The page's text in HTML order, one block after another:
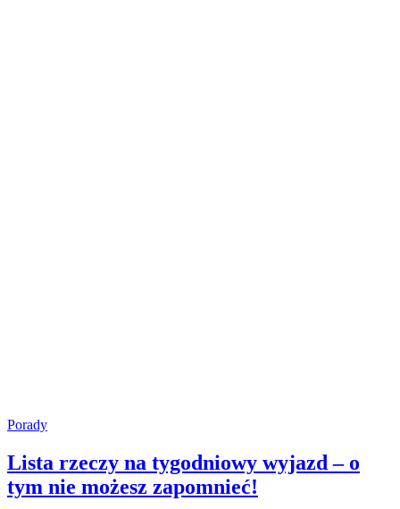
Porady
Lista rzeczy na tygodniowy wyjazd – o
tym nie możesz zapomnieć!